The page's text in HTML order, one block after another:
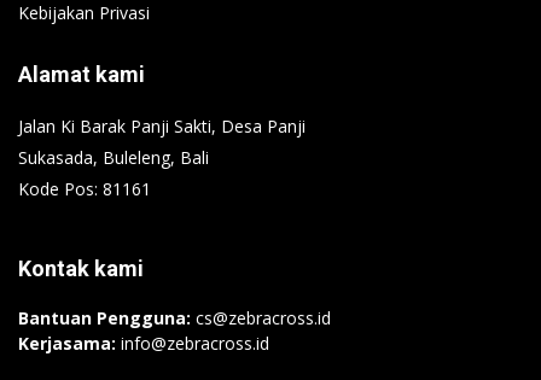
Kebijakan Privasi
Alamat kami
Jalan Ki Barak Panji Sakti, Desa Panji
Sukasada, Buleleng, Bali
Kode Pos: 81161
Kontak kami
Bantuan Pengguna: cs@zebracross.id
Kerjasama: info@zebracross.id